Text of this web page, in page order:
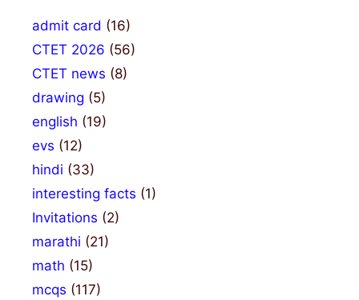
admit card (16)
CTET 2026 (56)
CTET news (8)
drawing (5)
english (19)
evs (12)
hindi (33)
interesting facts (1)
Invitations (2)
marathi (21)
math (15)
mcqs (117)